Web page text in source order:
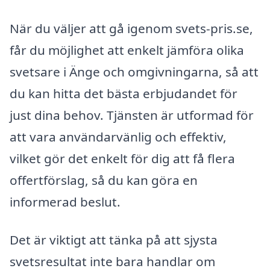
När du väljer att gå igenom svets-pris.se,
får du möjlighet att enkelt jämföra olika
svetsare i Änge och omgivningarna, så att
du kan hitta det bästa erbjudandet för
just dina behov. Tjänsten är utformad för
att vara användarvänlig och effektiv,
vilket gör det enkelt för dig att få flera
offertförslag, så du kan göra en
informerad beslut.
Det är viktigt att tänka på att sjysta
svetsresultat inte bara handlar om